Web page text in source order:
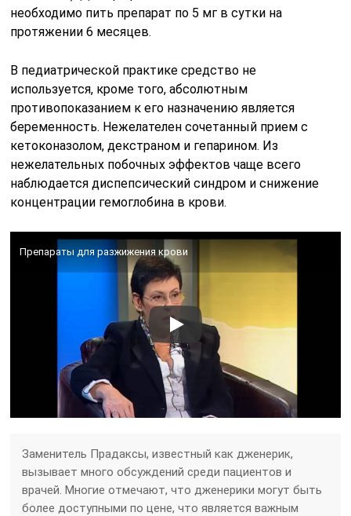
необходимо пить препарат по 5 мг в сутки на
протяжении 6 месяцев.
В педиатрической практике средство не
используется, кроме того, абсолютным
противопоказанием к его назначению является
беременность. Нежелателен сочетанный прием с
кетоконазолом, декстраном и гепарином. Из
нежелательных побочных эффектов чаще всего
наблюдается диспепсический синдром и снижение
концентрации гемоглобина в крови.
Препараты для разжижения крови
Заменитель Прадаксы, известный как дженерик,
вызывает много обсуждений среди пациентов и
врачей. Многие отмечают, что дженерики могут быть
более доступными по цене, что является важным